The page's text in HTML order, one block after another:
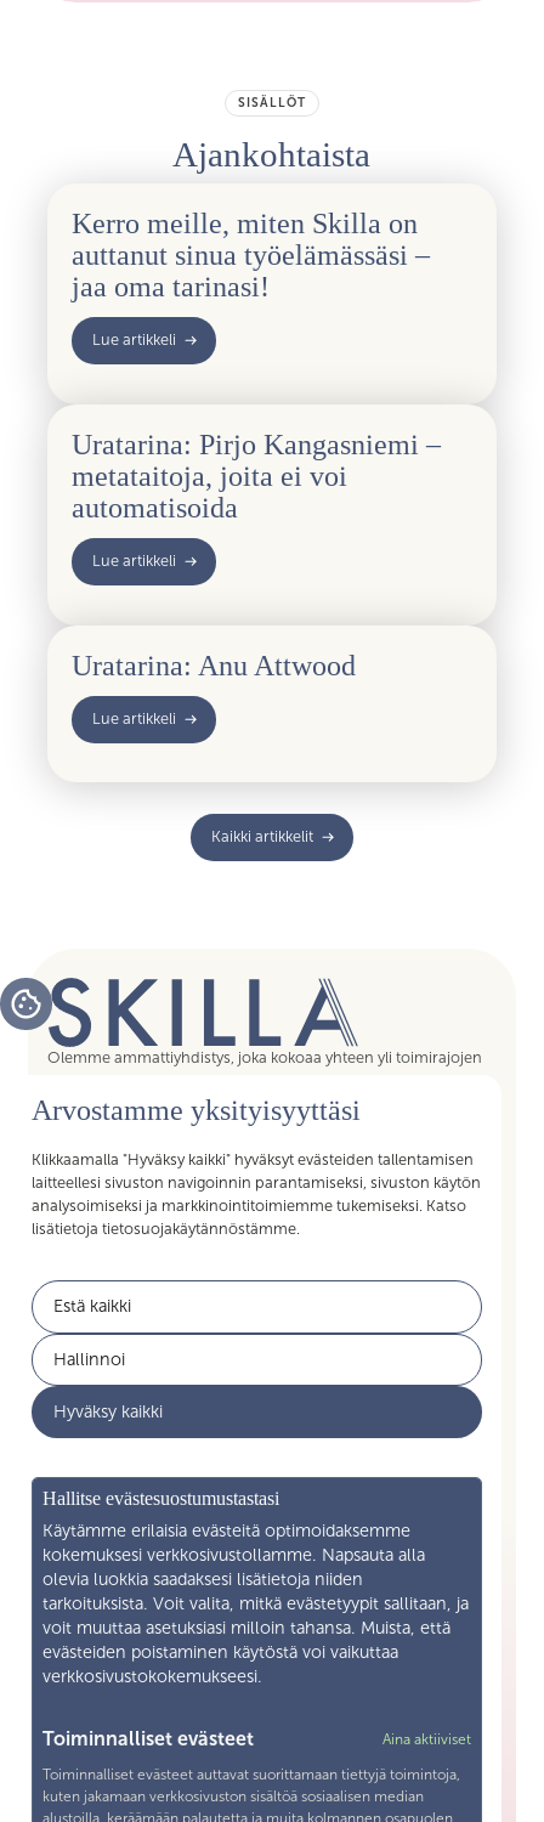
SISÄLLÖT
Ajankohtaista
Kerro meille, miten Skilla on
auttanut sinua työelämässäsi –
jaa oma tarinasi!
Lue artikkeli
Uratarina: Pirjo Kangasniemi –
metataitoja, joita ei voi
automatisoida
Lue artikkeli
Uratarina: Anu Attwood
Lue artikkeli
Kaikki artikkelit
Arvostamme yksityisyyttäsi
Klikkaamalla "Hyväksy kaikki" hyväksyt evästeiden tallentamisen
laitteellesi sivuston navigoinnin parantamiseksi, sivuston käytön
analysoimiseksi ja markkinointitoimiemme tukemiseksi. Katso
lisätietoja tietosuojakäytännöstämme.
Estä kaikki
Hallinnoi
Hyväksy kaikki
Hallitse evästesuostumustastasi
Käytämme erilaisia evästeitä optimoidaksemme
kokemuksesi verkkosivustollamme. Napsauta alla
olevia luokkia saadaksesi lisätietoja niiden
tarkoituksista. Voit valita, mitkä evästetyypit sallitaan, ja
voit muuttaa asetuksiasi milloin tahansa. Muista, että
evästeiden poistaminen käytöstä voi vaikuttaa
verkkosivustokokemukseesi.
Toiminnalliset evästeet Aina aktiiviset
Toiminnalliset evästeet auttavat suorittamaan tiettyjä toimintoja,
kuten jakamaan verkkosivuston sisältöä sosiaalisen median
Olemme ammattiyhdistys, joka kokoaa yhteen yli toimirajojen
esihenkilöt ja päälliköt – kaikki sujuvan arjen mahdollistajat.
Liittymällä Skillan jäseneksi saat Akavan Erityisalojen liiton
palvelut käyttöösi. Liity Skillaan, liity liittoon!
Pikalinkit
Jäsenyys
Työelämän palvelut
Ajankohtaista
Yhteystiedot
Liity jäseneksi
Henkilötietojen käsittely
Tietosuojaseloste
Yhteystiedot
Snellmaninkatu 19—21 F 13 00170 Helsingfors